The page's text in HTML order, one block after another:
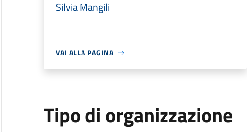
Silvia Mangili
VAI ALLA PAGINA
Tipo di organizzazione